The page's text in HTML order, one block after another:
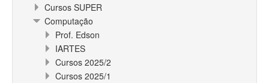
Cursos SUPER
Computação
Prof. Edson
IARTES
Cursos 2025/2
Cursos 2025/1